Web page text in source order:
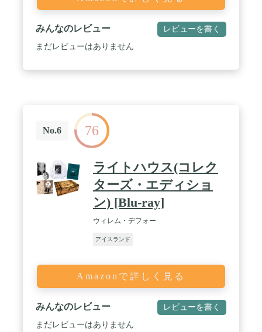
みんなのレビュー レビューを書く
まだレビューはありません
No.6 76
ライトハウス(コレク
ターズ・エディショ
ン) [Blu-ray]
ウィレム・デフォー
アイスランド
Amazonで詳しく見る
みんなのレビュー レビューを書く
まだレビューはありません